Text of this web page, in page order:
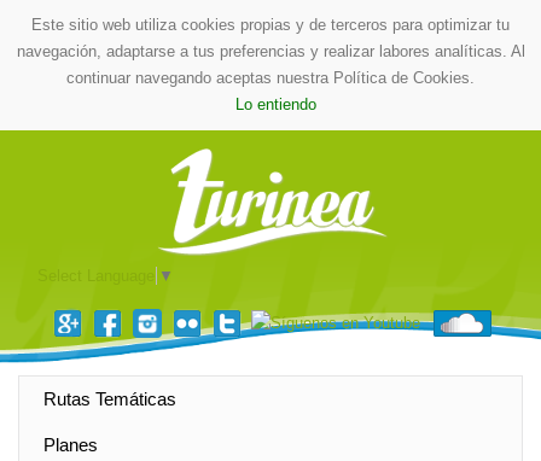
Este sitio web utiliza cookies propias y de terceros para optimizar tu
navegación, adaptarse a tus preferencias y realizar labores analíticas. Al
continuar navegando aceptas nuestra Política de Cookies.
Lo entiendo
▼
Rutas Temáticas
Planes